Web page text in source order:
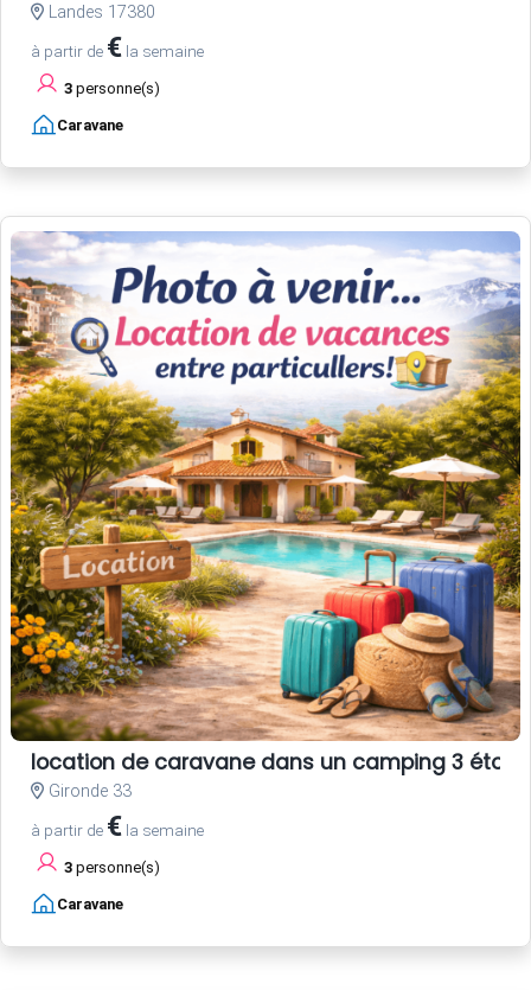
Landes 17380
à partir de € la semaine
3 personne(s)
Caravane
location de caravane dans un camping 3
Gironde 33
à partir de € la semaine
3 personne(s)
Caravane